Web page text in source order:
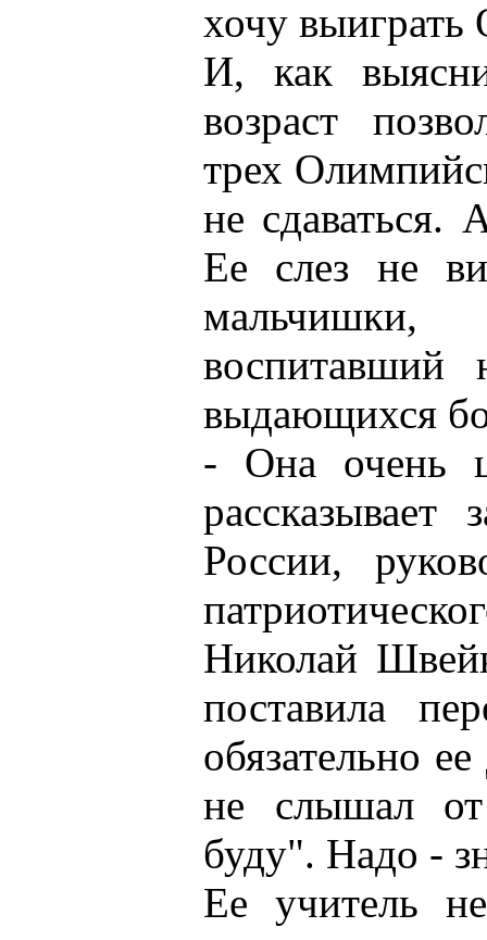
хочу
И, как
возраст
трех
не сдаваться.
Ее слез не
воспитавший
выдающихся
- Она очень
рассказывает
России,
Николай
поставила
обязательно
не слышал
буду". Надо -
Ее учитель